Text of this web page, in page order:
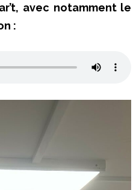
avec notamment le
: